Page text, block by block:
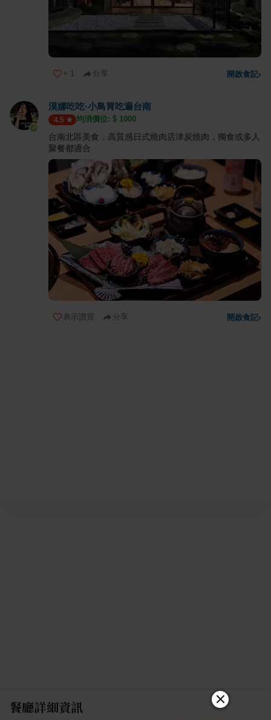
+ 1 分享 開啟食記›
漠娜吃吃·小鳥胃吃遍台南
4.5 均消價位: $ 1000
台南北區美食，高質感日式燒肉店津炭燒肉，獨食或多人
聚餐都適合
表示讚賞 分享 開啟食記›
餐廳詳細資訊